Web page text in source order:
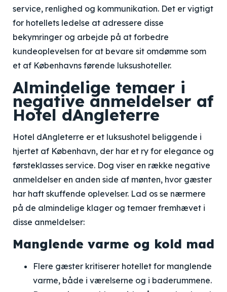
service, renlighed og kommunikation. Det er vigtigt
for hotellets ledelse at adressere disse
bekymringer og arbejde på at forbedre
kundeoplevelsen for at bevare sit omdømme som
et af Københavns førende luksushoteller.
Almindelige temaer i
negative anmeldelser af
Hotel dAngleterre
Hotel dAngleterre er et luksushotel beliggende i
hjertet af København, der har et ry for elegance og
førsteklasses service. Dog viser en række negative
anmeldelser en anden side af mønten, hvor gæster
har haft skuffende oplevelser. Lad os se nærmere
på de almindelige klager og temaer fremhævet i
disse anmeldelser:
Manglende varme og kold mad
Flere gæster kritiserer hotellet for manglende
varme, både i værelserne og i baderummene.